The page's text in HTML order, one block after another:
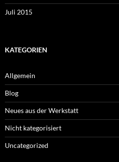
Juli 2015
KATEGORIEN
Allgemein
Blog
Neues aus der Werkstatt
Nicht kategorisiert
Uncategorized